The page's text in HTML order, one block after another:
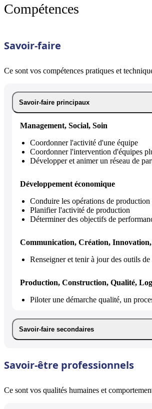
Compétences
Savoir-faire
Ce sont vos compétences pratiques et
Savoir-faire principaux
Management, Social, Soin
Coordonner l'activité d'une équipe
Coordonner l'intervention d'équipes
Développer et animer un réseau de
Développement économique
Conduire les opérations de
Planifier l'activité de production
Déterminer des objectifs de
Communication, Création, Innovation,
Renseigner et tenir à jour des outils
Production, Construction, Qualité,
Piloter une démarche qualité, un
Savoir-faire secondaires
Savoir-être professionnels
Ce sont vos qualités humaines et